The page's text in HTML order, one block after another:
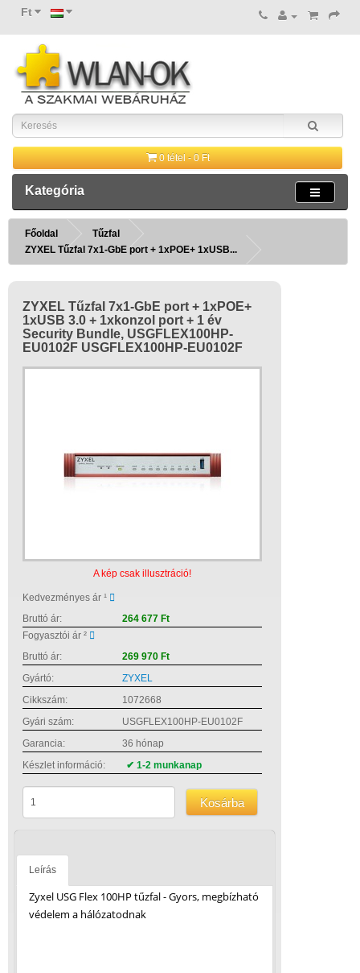
Ft
0 tétel - 0 Ft
Kategória
Főoldal
Tűzfal
ZYXEL Tűzfal 7x1-GbE port + 1xPOE+ 1xUSB...
ZYXEL Tűzfal 7x1-GbE port + 1xPOE+
1xUSB 3.0 + 1xkonzol port + 1 év
Security Bundle, USGFLEX100HP-
EU0102F USGFLEX100HP-EU0102F
A kép csak illusztráció!
Kedvezményes ár ¹
Bruttó ár:
264 677 Ft
Fogyasztói ár ²
Bruttó ár:
269 970 Ft
Gyártó:
ZYXEL
Cikkszám:
1072668
Gyári szám:
USGFLEX100HP-EU0102F
Garancia:
36 hónap
Készlet információ:
✔ 1-2 munkanap
Kosárba
Leírás
Zyxel USG Flex 100HP tűzfal - Gyors, megbízható
védelem a hálózatodnak